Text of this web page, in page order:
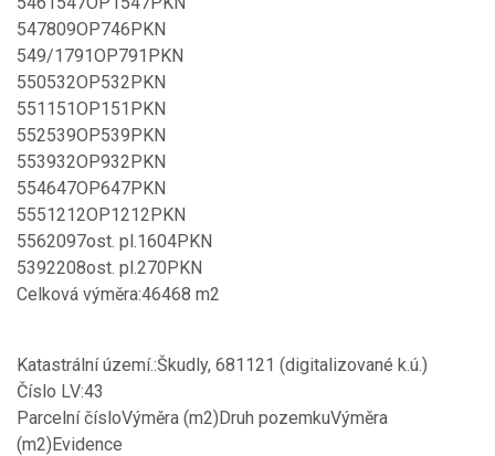
547809OP746PKN
549/1791OP791PKN
550532OP532PKN
551151OP151PKN
552539OP539PKN
553932OP932PKN
554647OP647PKN
5551212OP1212PKN
5562097ost. pl.1604PKN
5392208ost. pl.270PKN
Celková výměra:46468 m2
Katastrální území.:Škudly, 681121 (digitalizované k.ú.)
Číslo LV:43
Parcelní čísloVýměra (m2)Druh pozemkuVýměra
(m2)Evidence